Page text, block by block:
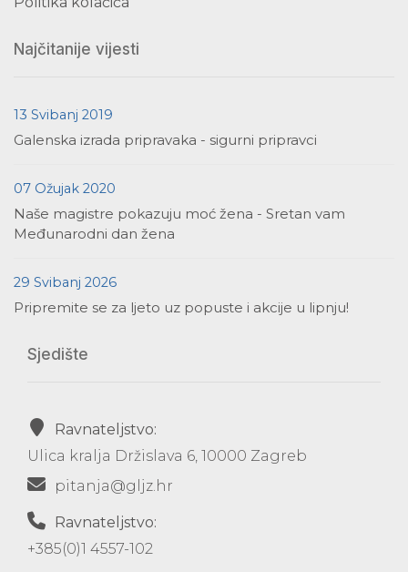
Najčitanije vijesti
13 Svibanj 2019
Galenska izrada pripravaka - sigurni pripravci
07 Ožujak 2020
Naše magistre pokazuju moć žena - Sretan vam
Međunarodni dan žena
29 Svibanj 2026
Pripremite se za ljeto uz popuste i akcije u lipnju!
Sjedište
Ravnateljstvo:
Ulica kralja Držislava 6, 10000 Zagreb
pitanja@gljz.hr
Ravnateljstvo:
+385(0)1 4557-102